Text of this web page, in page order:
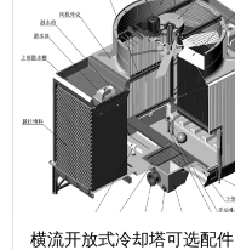
横流开放式冷却塔可选配件